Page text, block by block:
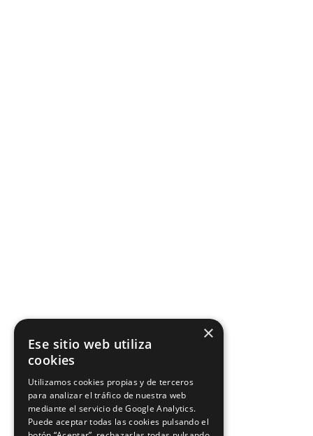
×
Ese sitio web utiliza
cookies
Utilizamos cookies propias y de terceros
para analizar el tráfico de nuestra web
mediante el servicio de Google Analytics.
Puede aceptar todas las cookies pulsando el